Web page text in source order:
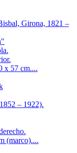
Girona, 1821 –
x 57 cm....
– 1922).
(marco)....